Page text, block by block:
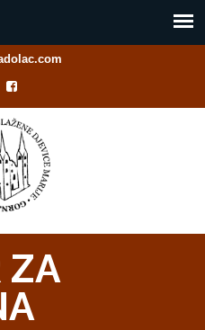
ZA